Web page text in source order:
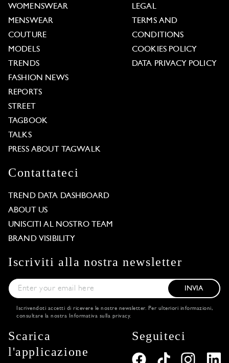
WOMENSWEAR
MENSWEAR
COUTURE
MODELS
TRENDS
FASHION NEWS
REPORTS
STREET
TAGBOOK
TALKS
PRESS ABOUT TAGWALK
LEGAL
TERMS AND
CONDITIONS
COOKIES POLICY
DATA PRIVACY POLICY
Contattateci
TREND DATA DASHBOARD
ABOUT US
UNISCITI AL NOSTRO TEAM
BRAND VISIBILITY
Iscriviti alla nostra newsletter
INVIA
Iscrivendoti accetti di ricevere le nostre newsletter. Per ulteriori informazioni,
consultare la nostra
Informativa sulla privacy.
Scarica
l'applicazione
Seguiteci